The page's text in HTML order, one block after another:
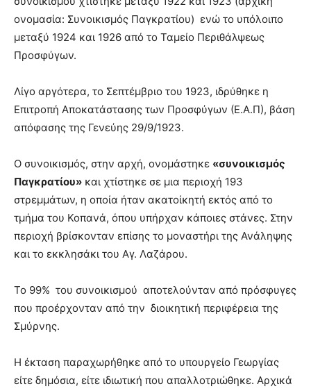
ονομασία: Συνοικισμός Παγκρατίου) ενώ το υπόλοιπο
μεταξύ 1924 και 1926 από το Ταμείο Περιθάλψεως
Προσφύγων.
Λίγο αργότερα, το Σεπτέμβριο του 1923, ιδρύθηκε η
Επιτροπή Αποκατάστασης των Προσφύγων (Ε.Α.Π), βάση
απόφασης της Γενεύης 29/9/1923.
Ο συνοικισμός, στην αρχή, ονομάστηκε «συνοικισμός
Παγκρατίου» και χτίστηκε σε μια περιοχή 193
στρεμμάτων, η οποία ήταν ακατοίκητή εκτός από το
τμήμα του Κοπανά, όπου υπήρχαν κάποιες στάνες. Στην
περιοχή βρίσκονταν επίσης το μοναστήρι της Ανάληψης
και το εκκλησάκι του Αγ. Λαζάρου.
Το 99% του συνοικισμού αποτελούνταν από πρόσφυγες
που προέρχονταν από την διοικητική περιφέρεια της
Σμύρνης.
Η έκταση παραχωρήθηκε από το υπουργείο Γεωργίας
είτε δημόσια, είτε ιδιωτική που απαλλοτριώθηκε. Αρχικά